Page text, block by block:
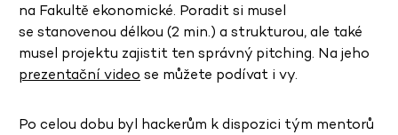
na Fakultě ekonomické. Poradit si musel
se stanovenou délkou (2 min.) a strukturou, ale také
musel projektu zajistit ten správný pitching. Na jeho
prezentační video se můžete podívat i vy.
Po celou dobu byl hackerům k dispozici tým mentorů